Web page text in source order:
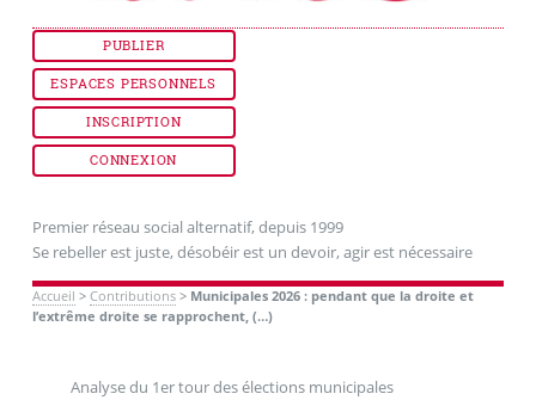
PUBLIER
ESPACES PERSONNELS
INSCRIPTION
CONNEXION
Premier réseau social alternatif, depuis 1999
Se rebeller est juste, désobéir est un devoir, agir est nécessaire
Accueil > Contributions> Municipales 2026 : pendant que la droite et
l’extrême droite se rapprochent, (…)
Analyse du 1er tour des élections municipales